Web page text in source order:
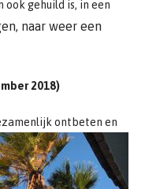
gehuild is, in een
naar weer een
2018)
ontbeten en